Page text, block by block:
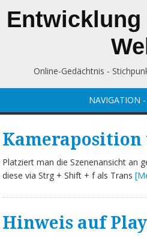
Entwicklung
Online-Gedächtnis -
NAVIGATION -
Kameraposition
Platziert man die Szenenansicht an
diese via Strg + Shift + f als Trans
Hinweis auf